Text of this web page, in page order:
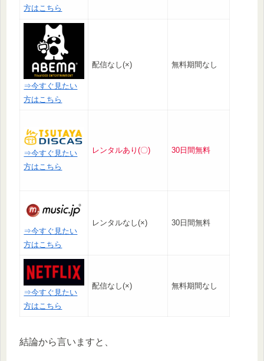
方はこちら
⇒今すぐ見たい
方はこちら
配信なし(×) 無料期間なし
⇒今すぐ見たい
方はこちら
レンタルあり(〇) 30日間無料
⇒今すぐ見たい
方はこちら
レンタルなし(×) 30日間無料
⇒今すぐ見たい
方はこちら
配信なし(×) 無料期間なし
結論から言いますと、